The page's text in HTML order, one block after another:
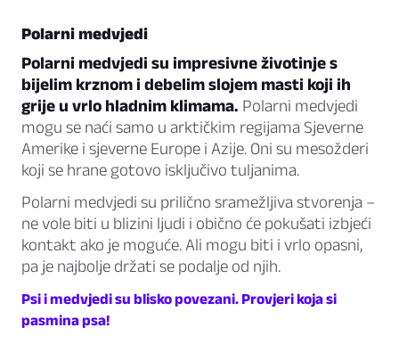
Polarni medvjedi
Polarni medvjedi su impresivne životinje s
bijelim krznom i debelim slojem masti koji ih
grije u vrlo hladnim klimama. Polarni medvjedi
mogu se naći samo u arktičkim regijama Sjeverne
Amerike i sjeverne Europe i Azije. Oni su mesožderi
koji se hrane gotovo isključivo tuljanima.
Polarni medvjedi su prilično sramežljiva stvorenja –
ne vole biti u blizini ljudi i obično će pokušati izbjeći
kontakt ako je moguće. Ali mogu biti i vrlo opasni,
pa je najbolje držati se podalje od njih.
Psi i medvjedi su blisko povezani. Provjeri koja si
pasmina psa!